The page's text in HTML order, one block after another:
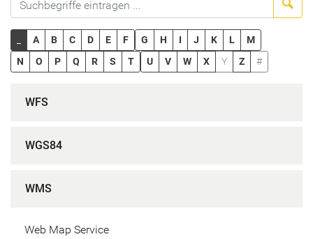
A B C D E F G H I J K L
M
N
O P Q R S T U V W X Y Z #
WFS
WGS84
WMS
Web Map Service